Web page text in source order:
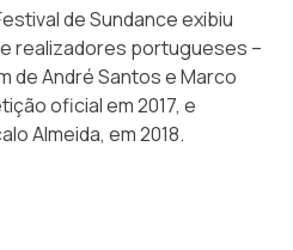
de Sundance exibiu
realizadores portugueses –
de André Santos e Marco
oficial em 2017, e
Almeida, em 2018.